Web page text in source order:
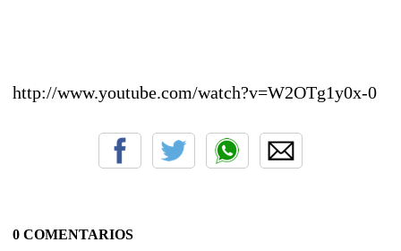
http://www.youtube.com/watch?v=W2OTg1y0x-0
0 COMENTARIOS